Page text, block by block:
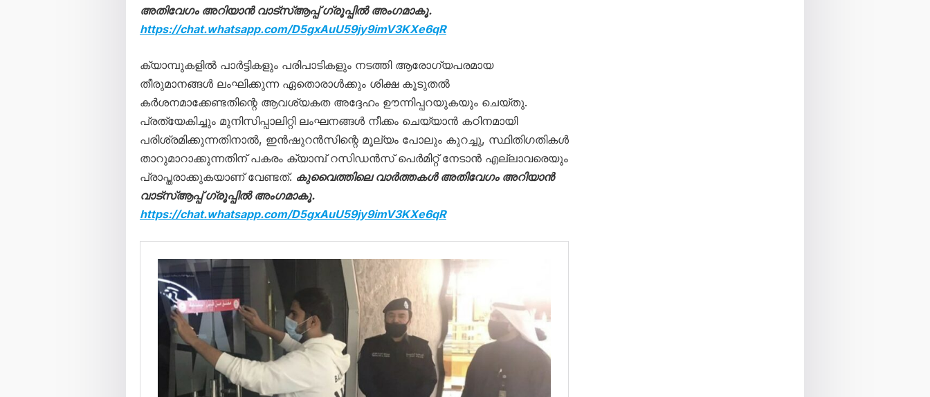
അതിവേഗം അറിയാൻ വാട്സ്ആപ്പ് ഗ്രൂപ്പിൽ അംഗമാകൂ.
https://chat.whatsapp.com/D5gxAuU59jy9imV3KXe6qR
ക്യാമ്പുകളിൽ പാർട്ടികളും പരിപാടികളും നടത്തി ആരോഗ്യപരമായ
തീരുമാനങ്ങൾ ലംഘിക്കുന്ന ഏതൊരാൾക്കും ശിക്ഷ കൂടുതൽ
കർശനമാക്കേണ്ടതിന്റെ ആവശ്യകത അദ്ദേഹം ഊന്നിപ്പറയുകയും ചെയ്തു.
പ്രത്യേകിച്ചും മുനിസിപ്പാലിറ്റി ലംഘനങ്ങൾ നീക്കം ചെയ്യാൻ കഠിനമായി
പരിശ്രമിക്കുന്നതിനാൽ, ഇൻഷുറൻസിന്റെ മൂല്യം പോലും കുറച്ചു, സ്ഥിതിഗതികൾ
താറുമാറാക്കുന്നതിന് പകരം ക്യാമ്പ് റസിഡൻസ് പെർമിറ്റ് നേടാൻ എല്ലാവരെയും
പ്രാപ്തരാക്കുകയാണ് വേണ്ടത്. കുവൈത്തിലെ വാർത്തകൾ അതിവേഗം അറിയാൻ
വാട്സ്ആപ്പ് ഗ്രൂപ്പിൽ അംഗമാകൂ.
https://chat.whatsapp.com/D5gxAuU59jy9imV3KXe6qR